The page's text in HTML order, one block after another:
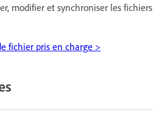
modifier et synchroniser les fichiers
fichier pris en charge >